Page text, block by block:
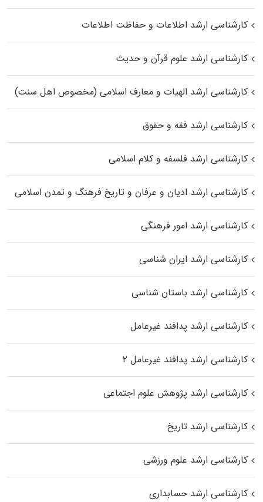
کارشناسی ارشد اطلاعات و حفاظت اطلاعات
کارشناسی ارشد علوم قرآن و حدیث
کارشناسی ارشد الهیات و معارف اسلامی (مخصوص اهل سنت)
کارشناسی ارشد فقه و حقوق
کارشناسی ارشد فلسفه و کلام اسلامی
کارشناسی ارشد ادیان و عرفان و تاریخ فرهنگ و تمدن اسلامی
کارشناسی ارشد امور فرهنگی
کارشناسی ارشد ایران شناسی
کارشناسی ارشد باستان شناسی
کارشناسی ارشد پدافند غیرعامل
کارشناسی ارشد پدافند غیرعامل ۲
کارشناسی ارشد پژوهش علوم اجتماعی
کارشناسی ارشد تاریخ
کارشناسی ارشد علوم ورزشی
کارشناسی ارشد حسابداری